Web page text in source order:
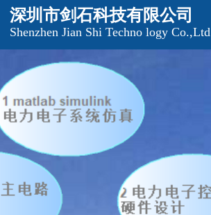
深圳市剑石科技有限公司
Shenzhen Jian Shi Techno logy Co.,Ltd